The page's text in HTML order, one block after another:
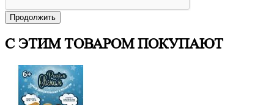
Продолжить
С ЭТИМ ТОВАРОМ ПОКУПАЮТ